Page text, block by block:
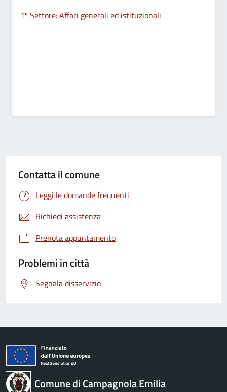
1º Settore: Affari generali ed istituzionali
Contatta il comune
Leggi le domande frequenti
Richiedi assistenza
Prenota appuntamento
Problemi in città
Segnala disservizio
Comune di Campagnola Emilia